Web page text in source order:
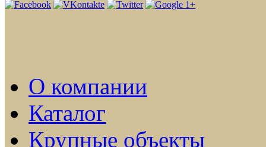
О компании
Каталог
Крупные объекты